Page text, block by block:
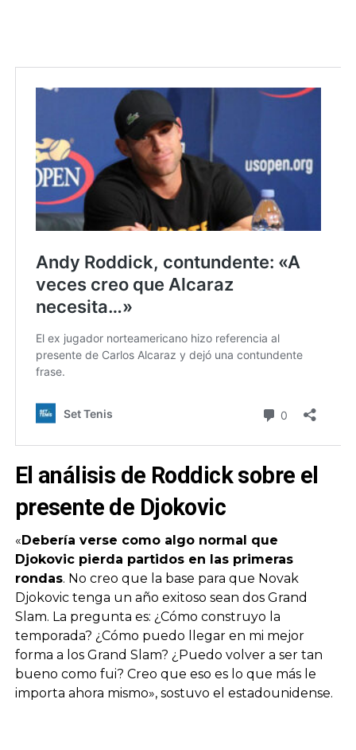
El análisis de Roddick sobre el
presente de Djokovic
«Debería verse como algo normal que
Djokovic pierda partidos en las primeras
rondas. No creo que la base para que Novak
Djokovic tenga un año exitoso sean dos Grand
Slam. La pregunta es: ¿Cómo construyo la
temporada? ¿Cómo puedo llegar en mi mejor
forma a los Grand Slam? ¿Puedo volver a ser tan
bueno como fui? Creo que eso es lo que más le
importa ahora mismo», sostuvo el estadounidense.